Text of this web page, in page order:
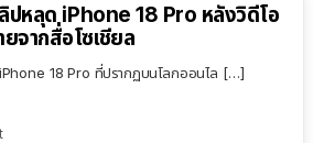
ปหลุด iPhone 18 Pro หลังวิดีโอ
จากสื่อโซเชียล
18 Pro ที่ปรากฏบนโลกออนไล […]